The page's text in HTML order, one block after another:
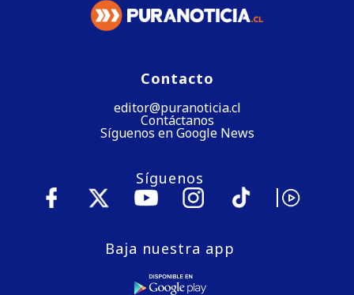
Contacto
editor@puranoticia.cl
Contáctanos
Síguenos en Google News
Síguenos
Baja nuestra app